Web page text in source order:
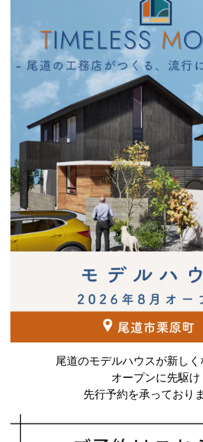
尾道のモデルハウスが新しく
オープンに先駆け
先行予約を承っており